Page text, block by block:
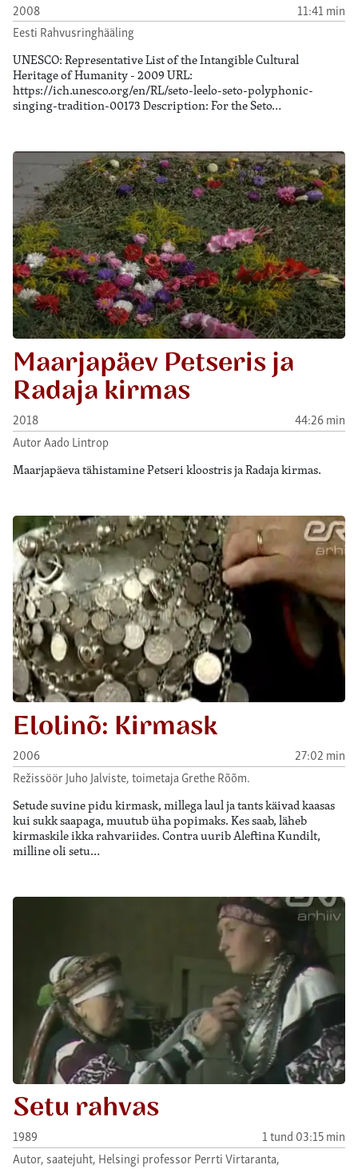
2008
11:41 min
Eesti Rahvusringhääling
UNESCO: Representative List of the Intangible Cultural
Heritage of Humanity - 2009 URL:
https://ich.unesco.org/en/RL/seto-leelo-seto-polyphonic-
singing-tradition-00173 Description: For the Seto…
Maarjapäev Petseris ja
Radaja kirmas
2018
44:26 min
Autor Aado Lintrop
Maarjapäeva tähistamine Petseri kloostris ja Radaja kirmas.
Elolinõ: Kirmask
2006
27:02 min
Režissöör Juho Jalviste, toimetaja Grethe Rõõm.
Setude suvine pidu kirmask, millega laul ja tants käivad kaasas
kui sukk saapaga, muutub üha popimaks. Kes saab, läheb
kirmaskile ikka rahvariides. Contra uurib Aleftina Kundilt,
milline oli setu…
Setu rahvas
1989
1 tund 03:15 min
Autor, saatejuht, Helsingi professor Perrti Virtaranta,